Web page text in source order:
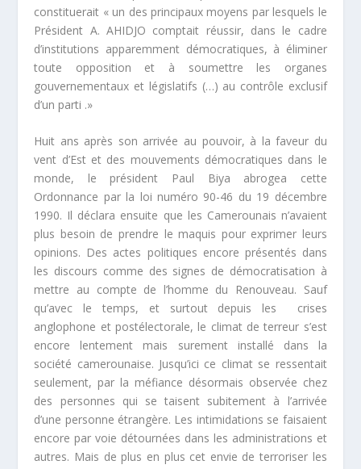
constituerait « un des principaux moyens par lesquels le
Président A. AHIDJO comptait réussir, dans le cadre
d’institutions apparemment démocratiques, à éliminer
toute opposition et à soumettre les organes
gouvernementaux et législatifs (…) au contrôle exclusif
d’un parti .»
Huit ans après son arrivée au pouvoir, à la faveur du
vent d’Est et des mouvements démocratiques dans le
monde, le président Paul Biya abrogea cette
Ordonnance par la loi numéro 90-46 du 19 décembre
1990. Il déclara ensuite que les Camerounais n’avaient
plus besoin de prendre le maquis pour exprimer leurs
opinions. Des actes politiques encore présentés dans
les discours comme des signes de démocratisation à
mettre au compte de l’homme du Renouveau. Sauf
qu’avec le temps, et surtout depuis les crises
anglophone et postélectorale, le climat de terreur s’est
encore lentement mais surement installé dans la
société camerounaise. Jusqu’ici ce climat se ressentait
seulement, par la méfiance désormais observée chez
des personnes qui se taisent subitement à l’arrivée
d’une personne étrangère. Les intimidations se faisaient
encore par voie détournées dans les administrations et
autres. Mais de plus en plus cet envie de terroriser les